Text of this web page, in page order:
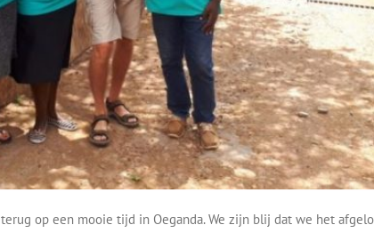
op een mooie tijd in Oeganda. We zijn blij dat we het